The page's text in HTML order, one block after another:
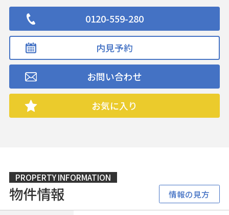
0120-559-280
内見予約
お問い合わせ
お気に入り
PROPERTY INFORMATION
物件情報 情報の見方